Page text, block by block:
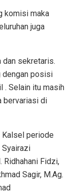
komisi maka
juga
dan sekretaris.
dengan posisi
. Selain itu masih
bervariasi di
Kalsel periode
Syairazi
Ridhahani Fidzi,
Sagir, M.Ag.